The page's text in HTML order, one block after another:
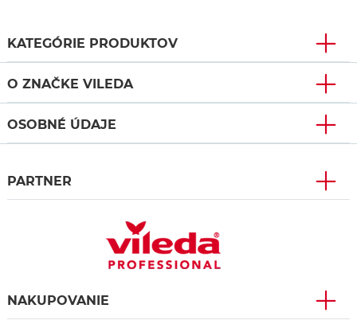
KATEGÓRIE PRODUKTOV
O ZNAČKE VILEDA
OSOBNÉ ÚDAJE
PARTNER
NAKUPOVANIE